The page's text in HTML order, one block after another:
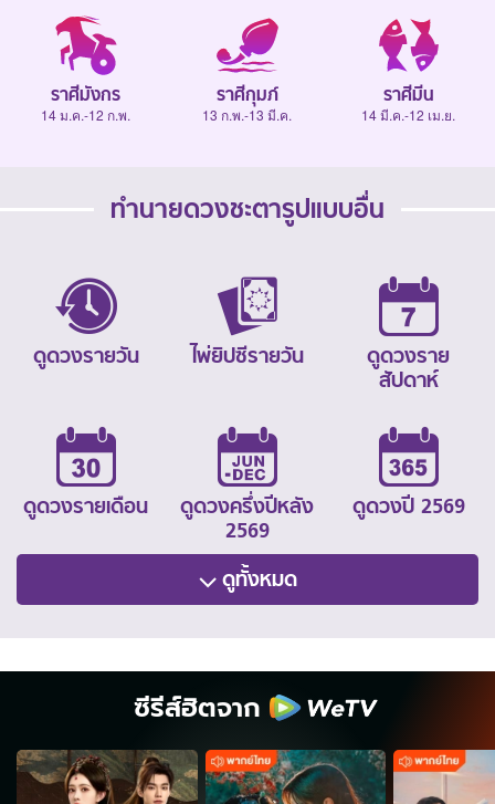
ราศีมังกร
14 ม.ค.-12 ก.พ.
ราศีกุมภ์
13 ก.พ.-13 มี.ค.
ราศีมีน
14 มี.ค.-12 เม.ย.
ทำนายดวงชะตารูปแบบอื่น
ดูดวงรายวัน ไพ่ยิปซีรายวัน
ดูดวงราย
สัปดาห์
ดูดวงรายเดือน
ดูดวงครึ่งปีหลัง
2569
ดูดวงปี 2569
ดูทั้งหมด
ซีรีส์ฮิตจาก